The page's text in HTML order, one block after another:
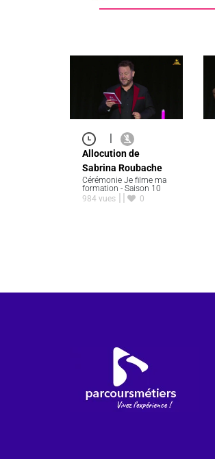
Allocution de
Sabrina Roubache
Cérémonie Je filme ma
formation - Saison 10
984 vues
0